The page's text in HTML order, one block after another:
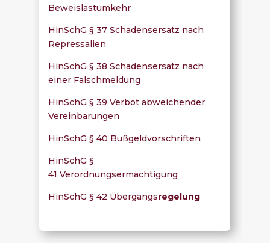
Beweislastumkehr
HinSchG § 37 Schadensersatz nach
Repressalien
HinSchG § 38 Schadensersatz nach
einer Falschmeldung
HinSchG § 39 Verbot abweichender
Vereinbarungen
HinSchG § 40 Bußgeldvorschriften
HinSchG §
41 Verordnungsermächtigung
HinSchG § 42 Übergangsregelung